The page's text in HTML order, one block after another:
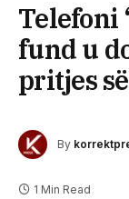
Telefoni
fund u
pritjes
By
1 Min Read